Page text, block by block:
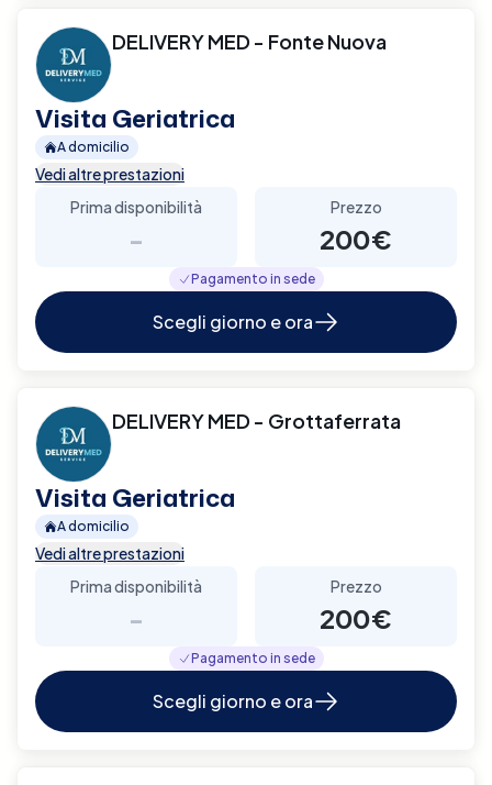
DELIVERY MED - Fonte Nuova
Visita Geriatrica
A domicilio
Vedi altre prestazioni
Prima disponibilità
-
Prezzo
200€
Pagamento in sede
Scegli giorno e ora
DELIVERY MED - Grottaferrata
Visita Geriatrica
A domicilio
Vedi altre prestazioni
Prima disponibilità
-
Prezzo
200€
Pagamento in sede
Scegli giorno e ora